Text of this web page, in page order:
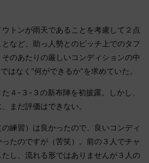
トンが雨天であることを考慮して２点
など、助っ人勢とのピッチ上でのタフ
のあたりの厳しいコンディションの中
はなく”何ができるか”を求めていた。
４-３-３の新布陣を初披露。しかし、
まだ評価はできない。
の練習）は良かったので、良いコンディ
たのですが（苦笑）。前の３人でチャ
し、流れる形ではありませんが３人の